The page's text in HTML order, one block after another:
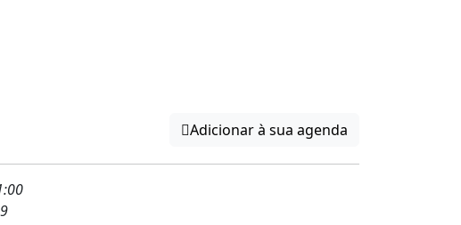
Adicionar à sua agenda